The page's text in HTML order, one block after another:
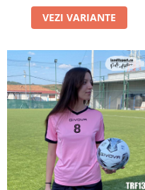
VEZI VARIANTE